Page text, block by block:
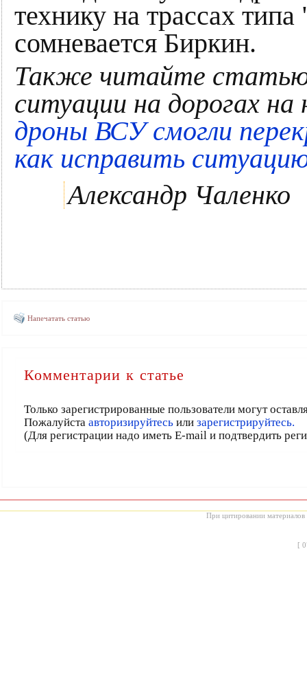
технику на трассах
сомневается Биркин.
Также читайте
ситуации на дорогах
дроны ВСУ смогли
как исправить
Александр Чаленко
Напечатать статью
Комментарии к статье
Только зарегистрированные пользователи могут
Пожалуйста авторизируйтесьили зарегистрируйтесь.
(Для регистрации надо иметь E-mail и подтвердить
При цитировании материалов
[